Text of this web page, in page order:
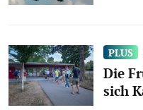
Die
sich